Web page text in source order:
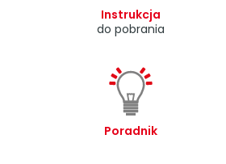
Instrukcja
do pobrania
Poradnik